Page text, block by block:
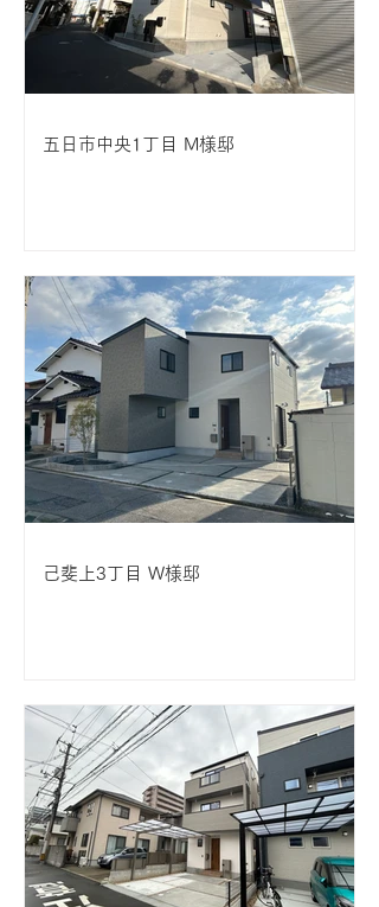
五日市中央1丁目 M様邸
己斐上3丁目 W様邸